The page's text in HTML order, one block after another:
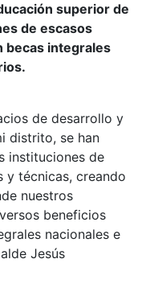
superior de
de escasos
becas integrales
de desarrollo y
distrito, se han
instituciones de
y técnicas, creando
nuestros
beneficios
nacionales e
Jesús